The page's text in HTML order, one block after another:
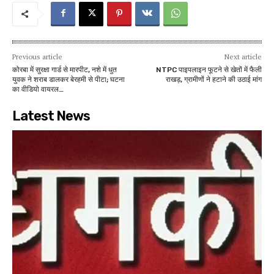
Previous article
कोरबा में सुरक्षा गार्ड से मारपीट, नशे में धुत
युवक ने शराब डालकर बेरहमी से पीटा; घटना
का वीडियो वायरल…
Next article
NTPC पाइपलाइन फूटने से खेतों में फैली
राखड़, ग्रामीणों ने हटाने की उठाई मांग
Latest News